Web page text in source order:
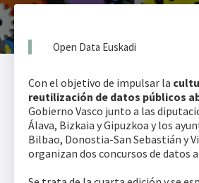
Open Data Euskadi
Con el objetivo de impulsar la
reutilización de datos públicos
Gobierno Vasco junto a las
Álava, Bizkaia y Gipuzkoa y los
Bilbao, Donostia-San Sebastián y
organizan dos concursos de datos